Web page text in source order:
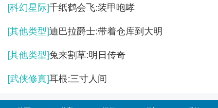
[科幻星际]千纸鹤会飞:装甲咆哮
[其他类型]迪巴拉爵士:带着仓库到大明
[其他类型]兔来割草:明日传奇
[武侠修真]耳根:三寸人间